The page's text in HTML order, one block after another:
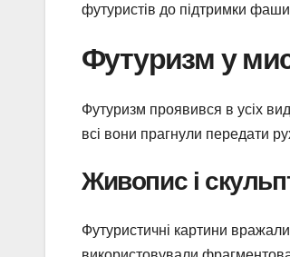
футуристів до підтримки
Футуризм у
Футуризм проявився в усіх
всі вони прагнули передати
Живопис і
Футуристичні картини